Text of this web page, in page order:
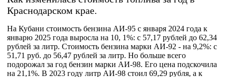
Краснодарском крае.
На Кубани стоимость бензина АИ-95 с января 2024 года к
январю 2025 года выросла на 10, 1%: с 57,17 рублей до 62,34
рублей за литр. Стоимость бензина марки АИ-92 - на 9,2%: с
51,71 руб. до 56,47 рублей за литр. Но больше всего
подорожал за год бензин марки АИ-98. Его цена подскочила
на 21,1%. В 2023 году литр АИ-98 стоил 69,29 рубля, а к